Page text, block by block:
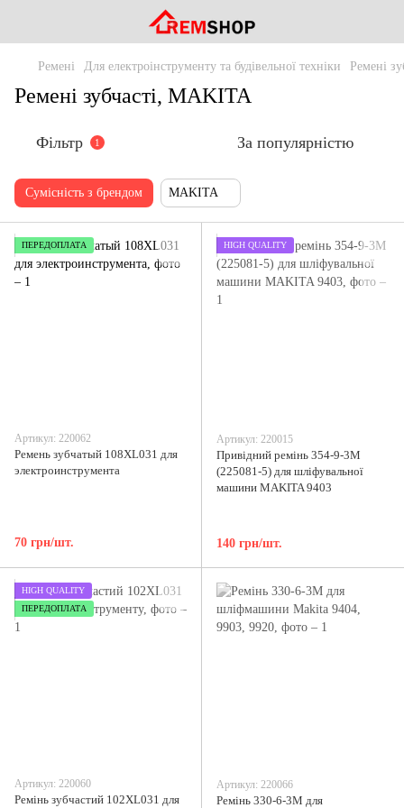
Ремені Для електроінструменту та будівельної техніки Ремені
Ремені зубчасті, MAKITA
Фільтр 1 За популярністю
Сумісність з брендом MAKITA
ПЕРЕДОПЛАТА
Артикул: 220062
Ремень зубчатый 108XL031 для
электроинструмента
70 грн/шт.
HIGH QUALITY
Артикул: 220015
Привідний ремінь 354-9-3M
(225081-5) для шліфувальної
машини MAKITA 9403
140 грн/шт.
HIGH QUALITY
ПЕРЕДОПЛАТА
Артикул: 220060
Ремінь зубчастий 102XL031 для
Артикул: 220066
Ремінь 330-6-3М для